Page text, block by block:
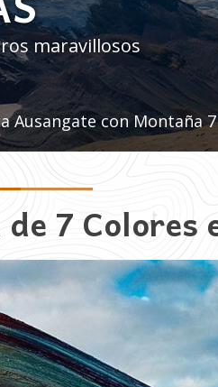
maravillosos
Ausangate con Montaña
7 Colores